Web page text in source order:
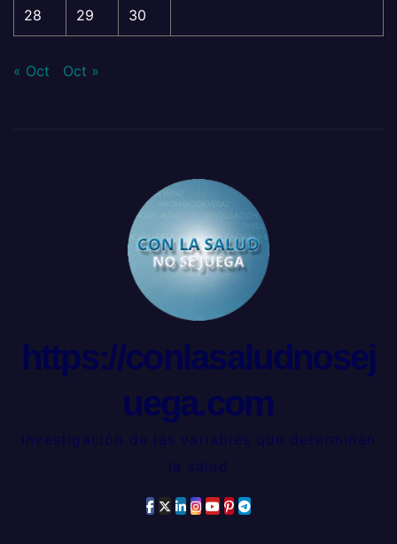
28 29 30
« Oct Oct »
https://conlasaludnosej
uega.com
Investigación de las variables que determinan
la salud